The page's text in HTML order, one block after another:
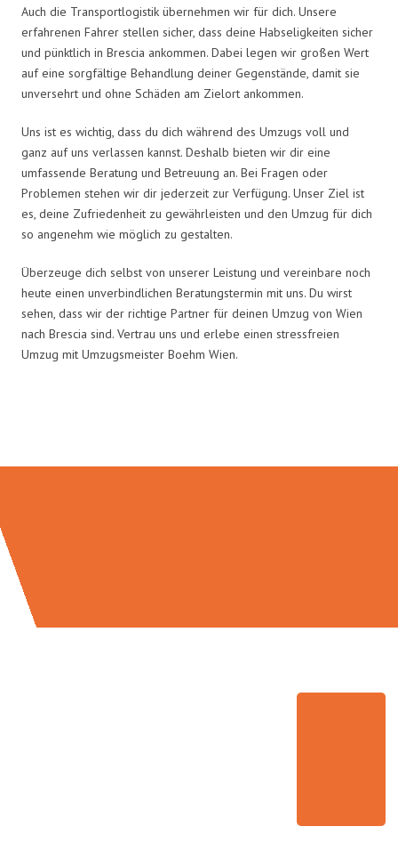
Auch die Transportlogistik übernehmen wir für dich. Unsere
erfahrenen Fahrer stellen sicher, dass deine Habseligkeiten sicher
und pünktlich in Brescia ankommen. Dabei legen wir großen Wert
auf eine sorgfältige Behandlung deiner Gegenstände, damit sie
unversehrt und ohne Schäden am Zielort ankommen.
Uns ist es wichtig, dass du dich während des Umzugs voll und
ganz auf uns verlassen kannst. Deshalb bieten wir dir eine
umfassende Beratung und Betreuung an. Bei Fragen oder
Problemen stehen wir dir jederzeit zur Verfügung. Unser Ziel ist
es, deine Zufriedenheit zu gewährleisten und den Umzug für dich
so angenehm wie möglich zu gestalten.
Überzeuge dich selbst von unserer Leistung und vereinbare noch
heute einen unverbindlichen Beratungstermin mit uns. Du wirst
sehen, dass wir der richtige Partner für deinen Umzug von Wien
nach Brescia sind. Vertrau uns und erlebe einen stressfreien
Umzug mit Umzugsmeister Boehm Wien.